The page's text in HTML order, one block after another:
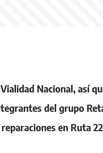
Nacional, así
del grupo
en Ruta 22